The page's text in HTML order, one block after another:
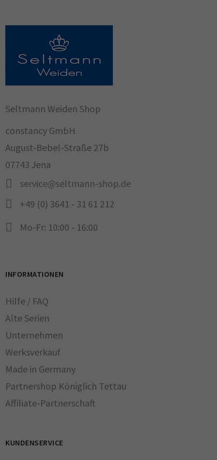
Seltmann Weiden Shop
constancy GmbH
August-Bebel-Straße 27b
07743 Jena
service@seltmann-shop.de
+49 (0) 3641 - 31 61 212
Mo-Fr: 10:00 - 16:00
INFORMATIONEN
Hilfe / FAQ
Alte Serien
Unternehmen
Werksverkauf
Made in Germany
Partnershop Königlich Tettau
Affiliate-Partnerschaft
KUNDENSERVICE